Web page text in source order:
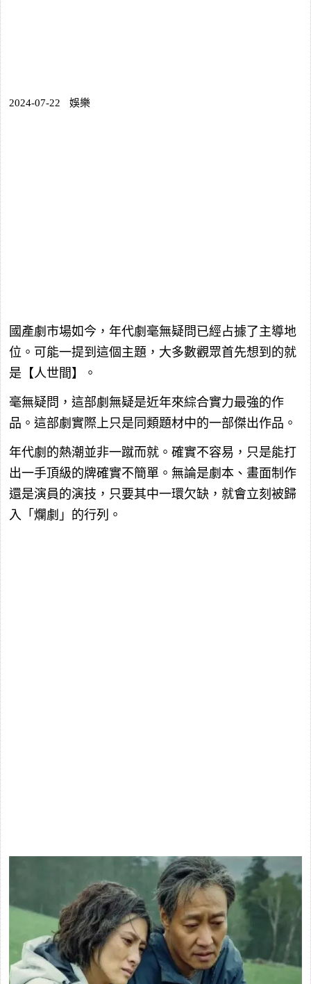
2024-07-22 娛樂
國產劇市場如今，年代劇毫無疑問已經占據了主導地
位。可能一提到這個主題，大多數觀眾首先想到的就
是【人世間】。
毫無疑問，這部劇無疑是近年來綜合實力最強的作
品。這部劇實際上只是同類題材中的一部傑出作品。
年代劇的熱潮並非一蹴而就。確實不容易，只是能打
出一手頂級的牌確實不簡單。無論是劇本、畫面制作
還是演員的演技，只要其中一環欠缺，就會立刻被歸
入「爛劇」的行列。